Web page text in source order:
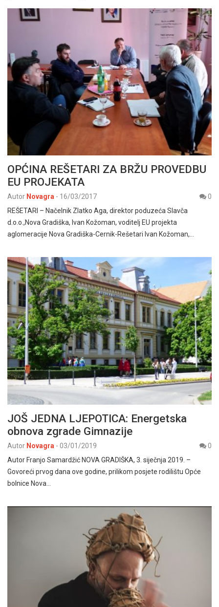
OPĆINA REŠETARI ZA BRŽU PROVEDBU
EU PROJEKATA
Autor Novagra - 16/03/2017
0
REŠETARI – Načelnik Zlatko Aga, direktor poduzeća Slavča
d.o.o.,Nova Gradiška, Ivan Kožoman, voditelj EU projekta
aglomeracije Nova Gradiška-Cernik-Rešetari Ivan Kožoman,…
JOŠ JEDNA LJEPOTICA: Energetska
obnova zgrade Gimnazije
Autor Novagra - 03/01/2019
0
Autor Franjo Samardžić NOVA GRADIŠKA, 3. siječnja 2019. –
Govoreći prvog dana ove godine, prilikom posjete rodilištu Opće
bolnice Nova…